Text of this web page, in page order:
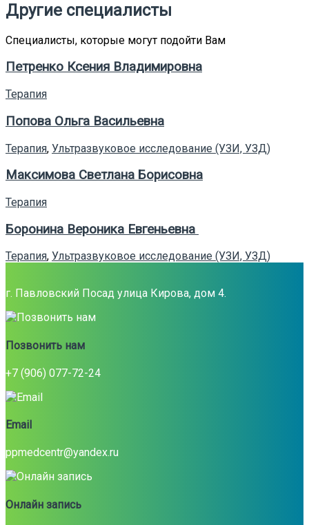
Другие специалисты
Специалисты, которые могут подойти Вам
Петренко Ксения Владимировна
Терапия
Попова Ольга Васильевна
Терапия, Ультразвуковое исследование (УЗИ, УЗД)
Максимова Светлана Борисовна
Терапия
Боронина Вероника Евгеньевна
Терапия, Ультразвуковое исследование (УЗИ, УЗД)
г. Павловский Посад улица Кирова, дом 4.
Позвонить нам
+7 (906) 077-72-24
Email
ppmedcentr@yandex.ru
Онлайн запись